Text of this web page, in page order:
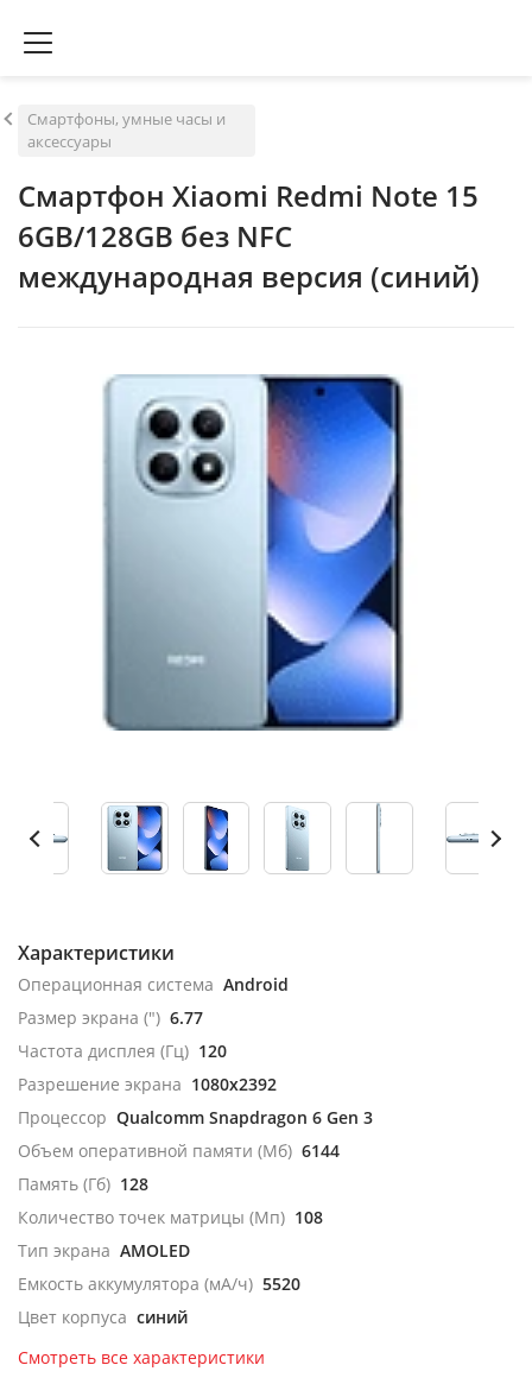
Смартфоны, умные часы и
аксессуары
Смартфон Xiaomi Redmi Note 15
6GB/128GB без NFC
международная версия (синий)
Характеристики
Операционная система Android
Размер экрана (") 6.77
Частота дисплея (Гц) 120
Разрешение экрана 1080x2392
Процессор Qualcomm Snapdragon 6 Gen 3
Объем оперативной памяти (Мб) 6144
Память (Гб) 128
Количество точек матрицы (Мп) 108
Тип экрана AMOLED
Емкость аккумулятора (мА/ч) 5520
Цвет корпуса синий
Смотреть все характеристики